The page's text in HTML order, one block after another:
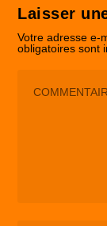
Laisser
Votre adresse e-
obligatoires sont